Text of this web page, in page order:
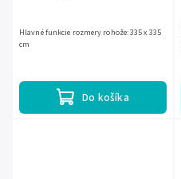
Do košíka
Hlavné funkcie rozmery rohože: 335 x 335
cm